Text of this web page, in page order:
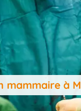
mammaire à